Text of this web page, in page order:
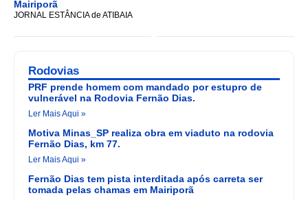
Mairiporã
JORNAL ESTÂNCIA de ATIBAIA
Rodovias
PRF prende homem com mandado por estupro de
vulnerável na Rodovia Fernão Dias.
Ler Mais Aqui »
Motiva Minas_SP realiza obra em viaduto na rodovia
Fernão Dias, km 77.
Ler Mais Aqui »
Fernão Dias tem pista interditada após carreta ser
tomada pelas chamas em Mairiporã